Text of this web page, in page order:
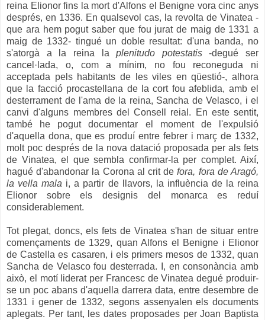
reina Elionor fins la mort d'Alfons el Benigne vora cinc anys
després, en 1336. En qualsevol cas, la revolta de Vinatea -
que ara hem pogut saber que fou jurat de maig de 1331 a
maig de 1332- tingué un doble resultat: d'una banda, no
s'atorgà a la reina laplenitudo potestatis-degué ser
cancel·lada, o, com a mínim, no fou reconeguda ni
acceptada pels habitants de les viles en qüestió-, alhora
que la facció procastellana de la cort fou afeblida, amb el
desterrament de l'ama de la reina, Sancha de Velasco, i el
canvi d'alguns membres del Consell reial. En este sentit,
també he pogut documentar el moment de l'expulsió
d'aquella dona, que es produí entre febrer i març de 1332,
molt poc després de la nova datació proposada per als fets
de Vinatea, el que sembla confirmar-la per complet. Així,
hagué d'abandonar la Corona al crit defora, fora de Aragó,
la vella mala i, a partir de llavors, la influència de la reina
Elionor sobre els designis del monarca es reduí
considerablement.
Tot plegat, doncs, els fets de Vinatea s'han de situar entre
començaments de 1329, quan Alfons el Benigne i Elionor
de Castella es casaren, i els primers mesos de 1332, quan
Sancha de Velasco fou desterrada. I, en consonància amb
això, el motí liderat per Francesc de Vinatea degué produir-
se un poc abans d'aquella darrera data, entre desembre de
1331 i gener de 1332, segons assenyalen els documents
aplegats. Per tant, les dates proposades per Joan Baptista